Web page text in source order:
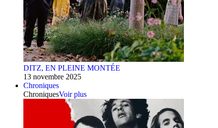
DITZ, EN PLEINE MONTÉE
13 novembre 2025
Chroniques
ChroniquesVoir plus